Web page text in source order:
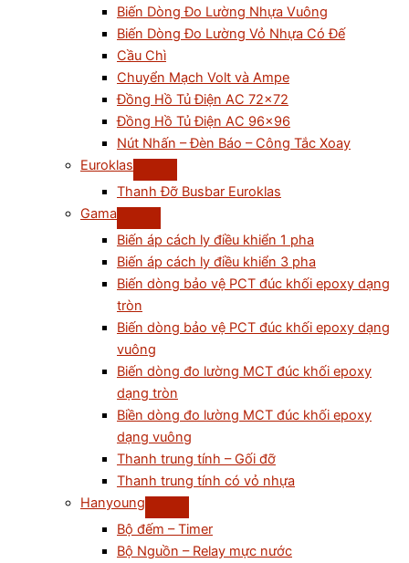
Biến Dòng Đo Lường Nhựa Vuông
Biến Dòng Đo Lường Vỏ Nhựa Có Đế
Cầu Chì
Chuyển Mạch Volt và Ampe
Đồng Hồ Tủ Điện AC 72×72
Đồng Hồ Tủ Điện AC 96×96
Nút Nhấn – Đèn Báo – Công Tắc Xoay
Euroklas
Thanh Đỡ Busbar Euroklas
Gama
Biến áp cách ly điều khiển 1 pha
Biến áp cách ly điều khiển 3 pha
Biến dòng bảo vệ PCT đúc khối epoxy dạng
tròn
Biến dòng bảo vệ PCT đúc khối epoxy dạng
vuông
Biến dòng đo lường MCT đúc khối epoxy
dạng tròn
Biền dòng đo lường MCT đúc khối epoxy
dạng vuông
Thanh trung tính – Gối đỡ
Thanh trung tính có vỏ nhựa
Hanyoung
Bộ đếm – Timer
Bộ Nguồn – Relay mực nước